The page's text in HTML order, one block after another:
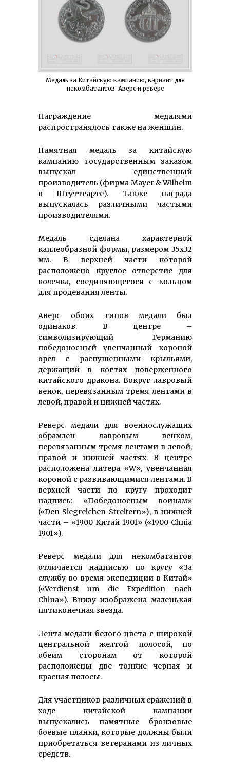
Медаль за Китайскую кампанию, вариант для
некомбатантов. Аверс и реверс
Награждение медалями
распространялось также на женщин.
Памятная медаль за китайскую
кампанию государственным заказом
выпускал единственный
производитель (фирма Mayer & Wilhelm
в Штуттгарте). Также награда
выпускалась различными частыми
производителями.
Медаль сделана характерной
каплеобразной формы, размером 35х32
мм. В верхней части которой
расположено круглое отверстие для
колечка, соединяющегося с кольцом
для продевания ленты.
Аверс обоих типов медали был
одинаков. В центре –
символизирующий Германию
победоносный увенчанный короной
орел с распушенными крыльями,
держащий в когтях поверженного
китайского дракона. Вокруг лавровый
венок, перевязанным тремя лентами в
левой, правой и нижней частях.
Реверс медали для военнослужащих
обрамлен лавровым венком,
перевязанным тремя лентами в левой,
правой и нижней частях. В центре
расположена литера «W», увенчанная
короной с развивающимися лентами. В
верхней части по кругу проходит
надпись: «Победоносным воинам»
(«Den Siegreichen Streitern»), в нижней
части – «1900 Китай 1901» («1900 Chnia
1901»).
Реверс медали для некомбатантов
отличается надписью по кругу «За
службу во время экспедиции в Китай»
(«Verdienst um die Expedition nach
China»). Внизу изображена маленькая
пятиконечная звезда.
Лента медали белого цвета с широкой
центральной желтой полосой, по
обеим сторонам от которой
расположены две тонкие черная и
красная полосы.
Для участников различных сражений в
ходе китайской кампании
выпускались памятные бронзовые
боевые планки, которые должны были
приобретаться ветеранами из личных
средств.